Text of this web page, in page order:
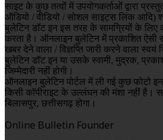
साइट के कुछ तत्वों में उपयोगकर्ताओं द्वारा
ऑडियो / वीडियो / सोशल साइट्स लिंक आदि)
बुलेटिन डॉट इन इस तरह के सामग्रियों के लिए
करता है। ऑनलाइन बुलेटिन में प्रकाशित ऐसी
खबर देने वाला / विज्ञप्ति जारी करने वाला स्वयं
बुलेटिन डॉट इन या उसके स्वामी, मुद्रक,
जिम्मेदारी नहीं होगी।
ऑनलाइन बुलेटिन पोर्टल में ली गई कुछ फोटो
किसी कॉपीराइट के उल्लंघन की मंशा नहीं है।
बिलासपुर, छत्तीसगढ़ होगा।
Online Bulletin Founder